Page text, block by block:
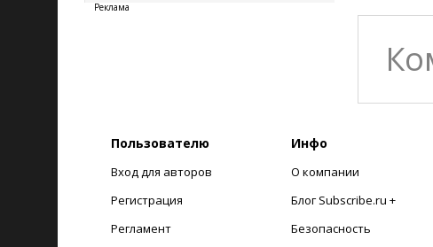
Реклама
Пользователю
Вход для авторов
Регистрация
Регламент
Инфо
О компании
Блог Subscribe.ru +
Безопасность